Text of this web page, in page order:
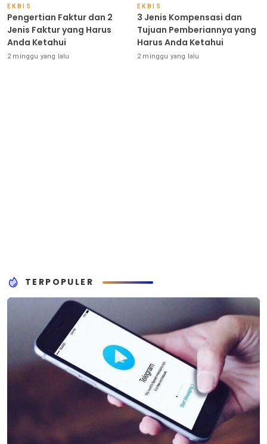
EKBIS
Pengertian Faktur dan 2
Jenis Faktur yang Harus
Anda Ketahui
2 minggu yang lalu
EKBIS
3 Jenis Kompensasi dan
Tujuan Pemberiannya yang
Harus Anda Ketahui
2 minggu yang lalu
TERPOPULER